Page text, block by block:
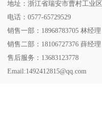
地址：浙江省瑞安市曹村工业区
电话：0577-65729529
销售一部：18968783705 林经理
销售二部：18106727376 薛经理
售后服务：13683123778
Email:1492412815@qq.com